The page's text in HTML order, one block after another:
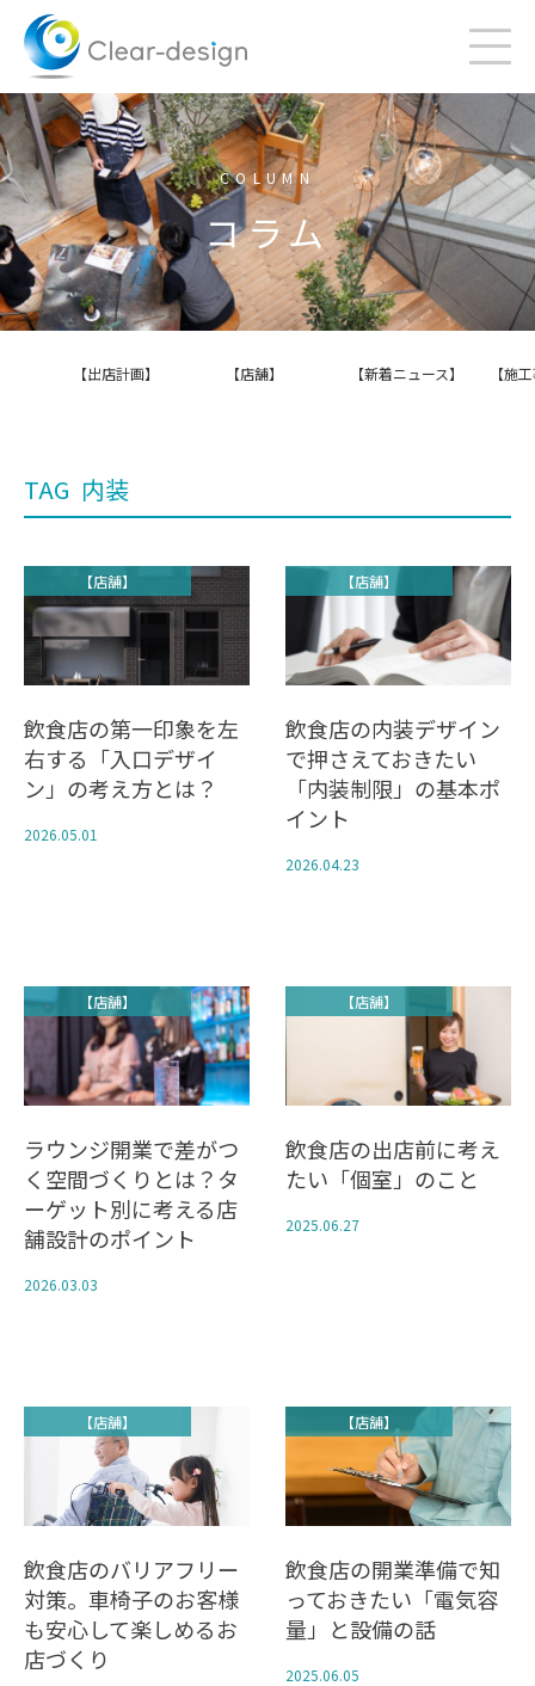
content
COLUMN
コラム
【出店計画】 【店舗】 【新着ニュース】 【施
TAG 内装
【店舗】
飲食店の第一印象を左
右する「入口デザイ
ン」の考え方とは？
2026.05.01
【店舗】
飲食店の内装デザイン
で押さえておきたい
「内装制限」の基本ポ
イント
2026.04.23
【店舗】
ラウンジ開業で差がつ
く空間づくりとは？タ
ーゲット別に考える店
舗設計のポイント
2026.03.03
【店舗】
飲食店の出店前に考え
たい「個室」のこと
2025.06.27
【店舗】
飲食店のバリアフリー
対策。車椅子のお客様
も安心して楽しめるお
店づくり
【店舗】
飲食店の開業準備で知
っておきたい「電気容
量」と設備の話
2025.06.05